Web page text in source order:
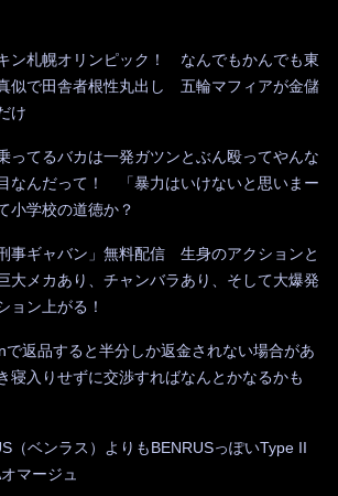
ン札幌オリンピック！ なんでもかんでも東
似で田舎者根性丸出し 五輪マフィアが金儲
け
ってるバカは一発ガツンとぶん殴ってやんな
なんだって！ 「暴力はいけないと思いまー
小学校の道徳か？
刑事ギャバン」無料配信 生身のアクションと
大メカあり、チャンバラあり、そして大爆発
ョン上がる！
で返品すると半分しか返金されない場合があ
入りせずに交渉すればなんとかなるかも
（ベンラス）よりもBENRUSっぽいType II
マージュ